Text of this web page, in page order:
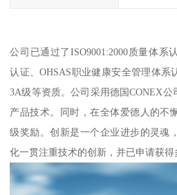
公司已通过了ISO9001:2000质量体系
认证、OHSAS职业健康安全管理体系
3A级等资质。公司采用德国CONEX
产品技术。同时，在全体爱德人的不
级奖励。创新是一个企业进步的灵魂
化一贯注重技术的创新，并已申请获得